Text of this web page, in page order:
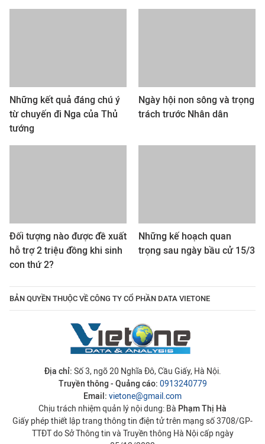
Những kết quả đáng chú ý
từ chuyến đi Nga của Thủ
tướng
Ngày hội non sông và trọng
trách trước Nhân dân
Đối tượng nào được đề xuất
hỗ trợ 2 triệu đồng khi sinh
con thứ 2?
Những kế hoạch quan
trọng sau ngày bầu cử 15/3
BẢN QUYỀN THUỘC VỀ CÔNG TY CỔ PHẦN DATA VIETONE
Địa chỉ: Số 3, ngõ 20 Nghĩa Đô, Cầu Giấy, Hà Nội.
Truyền thông - Quảng cáo: 0913240779
Email: vietone@gmail.com
Chịu trách nhiệm quản lý nội dung: Bà Phạm Thị Hà
Giấy phép thiết lập trang thông tin điện tử trên mạng số 3708/GP-
TTĐT do Sở Thông tin và Truyền thông Hà Nội cấp ngày